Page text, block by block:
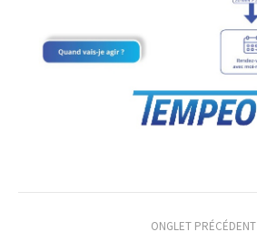
NavigationONGLET PRÉCÉDENT